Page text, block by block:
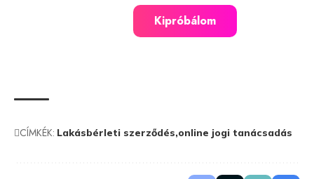
Kipróbálom
CÍMKÉK: Lakásbérleti szerződés online jogi tanácsadás